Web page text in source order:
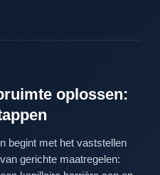
oplossen:
begint met het vaststellen
gerichte maatregelen: